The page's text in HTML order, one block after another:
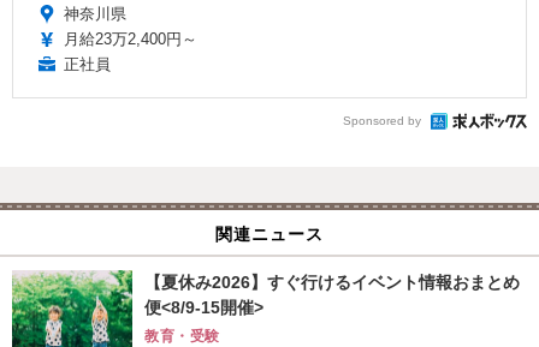
神奈川県
月給23万2,400円～
正社員
Sponsored by
関連ニュース
【夏休み2026】すぐ行けるイベント情報おまとめ
便<8/9-15開催>
教育・受験